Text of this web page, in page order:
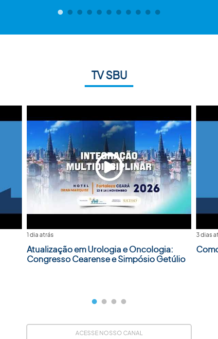
TV SBU
1 dia atrás
Atualização em Urologia e Oncologia:
Congresso Cearense e Simpósio Getúlio
3 dias
ACESSE NOSSO CANAL